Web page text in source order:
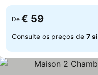
De € 59
Consulte os preços de 7